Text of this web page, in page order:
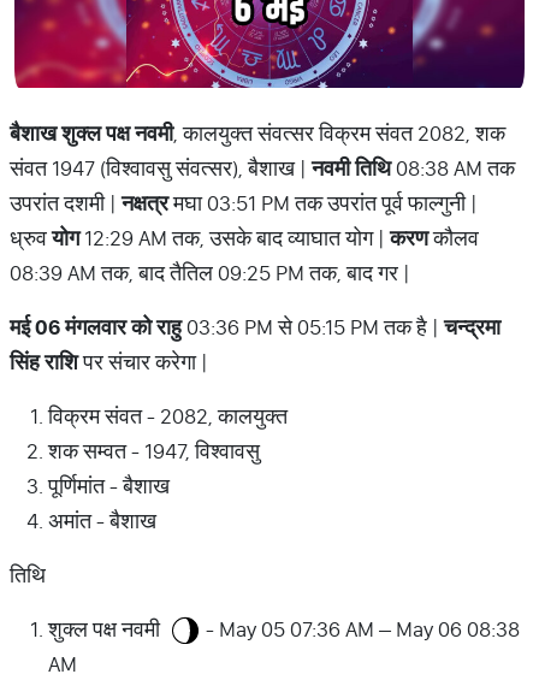
बैशाख शुक्ल पक्ष नवमी, कालयुक्त संवत्सर विक्रम संवत 2082, शक
संवत 1947 (विश्वावसु संवत्सर), बैशाख |नवमी तिथि08:38 AM तक
उपरांत दशमी |नक्षत्रमघा 03:51 PM तक उपरांत पूर्व फाल्गुनी |
ध्रुवयोग12:29 AM तक, उसके बाद व्याघात योग |करणकौलव
08:39 AM तक, बाद तैतिल 09:25 PM तक, बाद गर |
मई 06 मंगलवार को राहु03:36 PM से 05:15 PM तक है |चन्द्रमा
सिंह राशिपर संचार करेगा |
विक्रम संवत - 2082, कालयुक्त
शक सम्वत - 1947, विश्वावसु
पूर्णिमांत - बैशाख
अमांत - बैशाख
तिथि
शुक्ल पक्ष नवमी
- May 05 07:36 AM – May 06 08:38
AM